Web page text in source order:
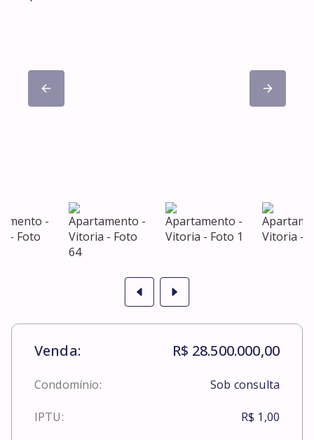
Venda: R$ 28.500.000,00
Condomínio: Sob consulta
IPTU: R$ 1,00